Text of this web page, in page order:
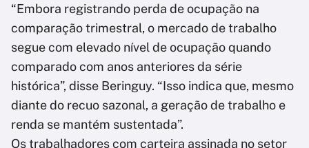
“Embora registrando perda de ocupação na
comparação trimestral, o mercado de trabalho
segue com elevado nível de ocupação quando
comparado com anos anteriores da série
histórica”, disse Beringuy. “Isso indica que, mesmo
diante do recuo sazonal, a geração de trabalho e
renda se mantém sustentada”.
Os trabalhadores com carteira assinada no setor